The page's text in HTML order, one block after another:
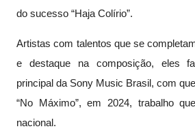
do sucesso “Haja Colírio”.
Artistas com talentos que se
e destaque na composição, eles
principal da Sony Music Brasil, com
“No Máximo”, em 2024, trabalho
nacional.